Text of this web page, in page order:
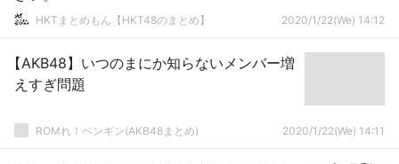
HKTまとめもん【HKT48のまとめ】 2020/1/22(We) 14:12
【AKB48】いつのまにか知らないメンバー増
えすぎ問題
ROMれ！ペンギン(AKB48まとめ) 2020/1/22(We) 14:11